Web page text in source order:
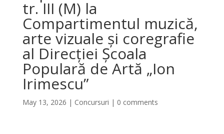
tr. III (M) la
Compartimentul muzică,
arte vizuale și coregrafie
al Direcției Școala
Populară de Artă „Ion
Irimescu”
May 13, 2026 | Concursuri | 0 comments